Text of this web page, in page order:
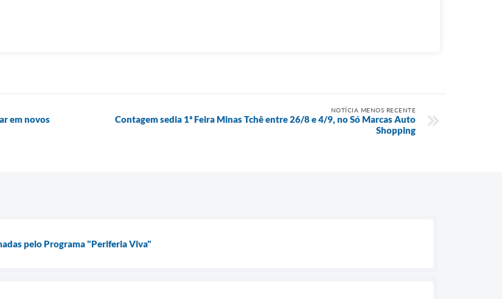
em novos
NOTÍCIA MENOS RECENTE
Contagem sedia 1ª Feira Minas Tchê entre 26/8 e 4/9, no Só Marcas Auto
Shopping
pelo Programa "Periferia Viva"